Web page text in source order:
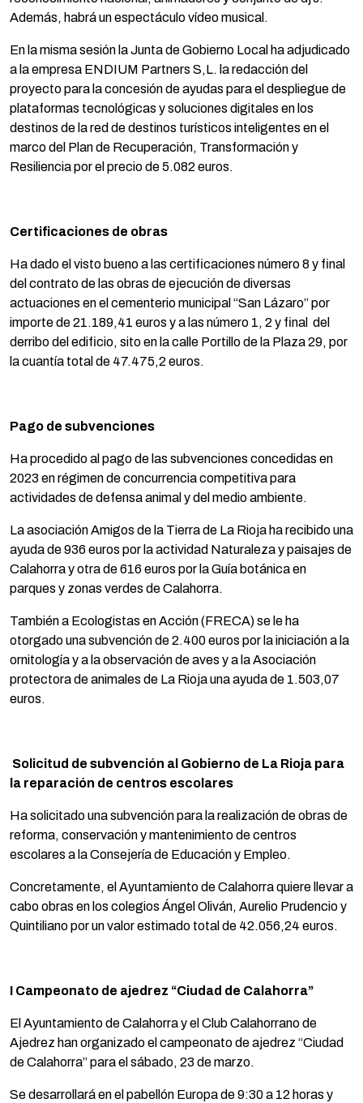
Además, habrá un espectáculo vídeo musical.
En la misma sesión la Junta de Gobierno Local ha adjudicado
a la empresa ENDIUM Partners S,L. la redacción del
proyecto para la concesión de ayudas para el despliegue de
plataformas tecnológicas y soluciones digitales en los
destinos de la red de destinos turísticos inteligentes en el
marco del Plan de Recuperación, Transformación y
Resiliencia por el precio de 5.082 euros.
Certificaciones de obras
Ha dado el visto bueno a las certificaciones número 8 y final
del contrato de las obras de ejecución de diversas
actuaciones en el cementerio municipal “San Lázaro” por
importe de 21.189,41 euros y a las número 1, 2 y final del
derribo del edificio, sito en la calle Portillo de la Plaza 29, por
la cuantía total de 47.475,2 euros.
Pago de subvenciones
Ha procedido al pago de las subvenciones concedidas en
2023 en régimen de concurrencia competitiva para
actividades de defensa animal y del medio ambiente.
La asociación Amigos de la Tierra de La Rioja ha recibido una
ayuda de 936 euros por la actividad Naturaleza y paisajes de
Calahorra y otra de 616 euros por la Guía botánica en
parques y zonas verdes de Calahorra.
También a Ecologistas en Acción (FRECA) se le ha
otorgado una subvención de 2.400 euros por la iniciación a la
ornitología y a la observación de aves y a la Asociación
protectora de animales de La Rioja una ayuda de 1.503,07
euros.
Solicitud de subvención al Gobierno de La Rioja para
la reparación de centros escolares
Ha solicitado una subvención para la realización de obras de
reforma, conservación y mantenimiento de centros
escolares a la Consejería de Educación y Empleo.
Concretamente, el Ayuntamiento de Calahorra quiere llevar a
cabo obras en los colegios Ángel Oliván, Aurelio Prudencio y
Quintiliano por un valor estimado total de 42.056,24 euros.
I Campeonato de ajedrez “Ciudad de Calahorra”
El Ayuntamiento de Calahorra y el Club Calahorrano de
Ajedrez han organizado el campeonato de ajedrez “Ciudad
de Calahorra” para el sábado, 23 de marzo.
Se desarrollará en el pabellón Europa de 9:30 a 12 horas y